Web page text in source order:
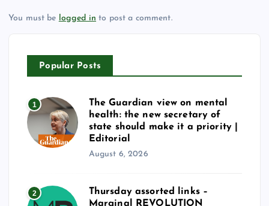
You must be logged in to post a comment.
Popular Posts
1
The Guardian view on mental
health: the new secretary of
state should make it a priority |
Editorial
August 6, 2026
2
Thursday assorted links –
Marginal REVOLUTION